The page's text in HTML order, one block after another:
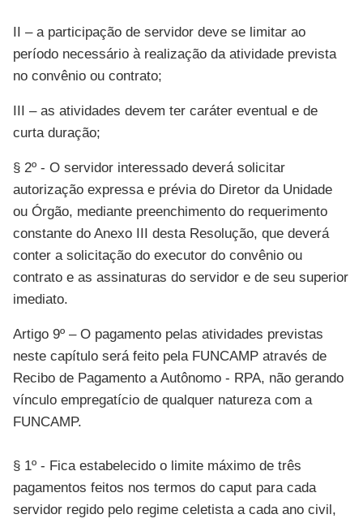
II – a participação de servidor deve se limitar ao
período necessário à realização da atividade prevista
no convênio ou contrato;
III – as atividades devem ter caráter eventual e de
curta duração;
§ 2º - O servidor interessado deverá solicitar
autorização expressa e prévia do Diretor da Unidade
ou Órgão, mediante preenchimento do requerimento
constante do Anexo III desta Resolução, que deverá
conter a solicitação do executor do convênio ou
contrato e as assinaturas do servidor e de seu superior
imediato.
Artigo 9º – O pagamento pelas atividades previstas
neste capítulo será feito pela FUNCAMP através de
Recibo de Pagamento a Autônomo - RPA, não gerando
vínculo empregatício de qualquer natureza com a
FUNCAMP.
§ 1º - Fica estabelecido o limite máximo de três
pagamentos feitos nos termos do caput para cada
servidor regido pelo regime celetista a cada ano civil,